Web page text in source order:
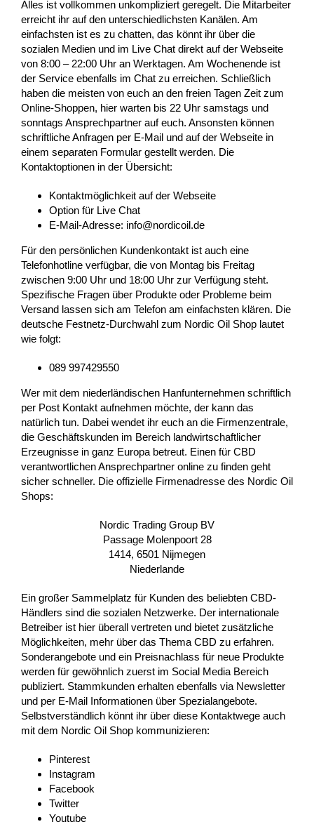
Alles ist vollkommen unkompliziert geregelt. Die Mitarbeiter
erreicht ihr auf den unterschiedlichsten Kanälen. Am
einfachsten ist es zu chatten, das könnt ihr über die
sozialen Medien und im Live Chat direkt auf der Webseite
von 8:00 – 22:00 Uhr an Werktagen. Am Wochenende ist
der Service ebenfalls im Chat zu erreichen. Schließlich
haben die meisten von euch an den freien Tagen Zeit zum
Online-Shoppen, hier warten bis 22 Uhr samstags und
sonntags Ansprechpartner auf euch. Ansonsten können
schriftliche Anfragen per E-Mail und auf der Webseite in
einem separaten Formular gestellt werden. Die
Kontaktoptionen in der Übersicht:
Kontaktmöglichkeit auf der Webseite
Option für Live Chat
E-Mail-Adresse: info@nordicoil.de
Für den persönlichen Kundenkontakt ist auch eine
Telefonhotline verfügbar, die von Montag bis Freitag
zwischen 9:00 Uhr und 18:00 Uhr zur Verfügung steht.
Spezifische Fragen über Produkte oder Probleme beim
Versand lassen sich am Telefon am einfachsten klären. Die
deutsche Festnetz-Durchwahl zum Nordic Oil Shop lautet
wie folgt:
089 997429550
Wer mit dem niederländischen Hanfunternehmen schriftlich
per Post Kontakt aufnehmen möchte, der kann das
natürlich tun. Dabei wendet ihr euch an die Firmenzentrale,
die Geschäftskunden im Bereich landwirtschaftlicher
Erzeugnisse in ganz Europa betreut. Einen für CBD
verantwortlichen Ansprechpartner online zu finden geht
sicher schneller. Die offizielle Firmenadresse des Nordic Oil
Shops:
Nordic Trading Group BV
Passage Molenpoort 28
1414, 6501 Nijmegen
Niederlande
Ein großer Sammelplatz für Kunden des beliebten CBD-
Händlers sind die sozialen Netzwerke. Der internationale
Betreiber ist hier überall vertreten und bietet zusätzliche
Möglichkeiten, mehr über das Thema CBD zu erfahren.
Sonderangebote und ein Preisnachlass für neue Produkte
werden für gewöhnlich zuerst im Social Media Bereich
publiziert. Stammkunden erhalten ebenfalls via Newsletter
und per E-Mail Informationen über Spezialangebote.
Selbstverständlich könnt ihr über diese Kontaktwege auch
mit dem Nordic Oil Shop kommunizieren:
Pinterest
Instagram
Facebook
Twitter
Youtube